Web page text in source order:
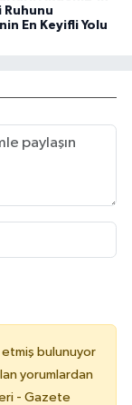
Ruhunu
En Keyifli Yolu
etmiş bulunuyor
yorumlardan
- Gazete